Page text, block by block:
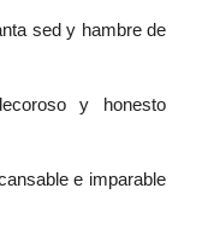
sed y hambre de
y honesto
e imparable